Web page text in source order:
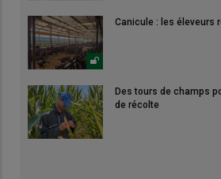
Canicule : les éleveurs
Des tours de champs
de récolte